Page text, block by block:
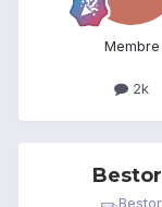
Membre
2k
Bestor